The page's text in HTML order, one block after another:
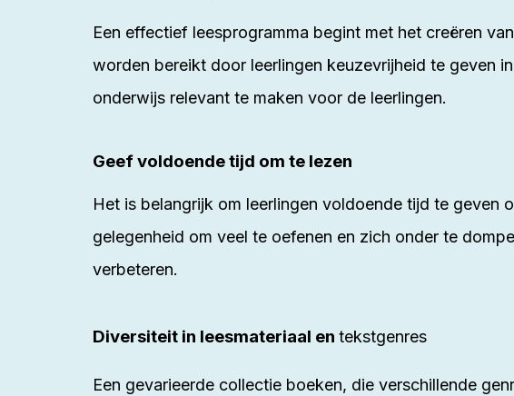
Een effectief leesprogramma begint met het creëren
worden bereikt door leerlingen keuzevrijheid te geven
onderwijs relevant te maken voor de leerlingen.
Geef voldoende tijd om te lezen
Het is belangrijk om leerlingen voldoende tijd te geven
gelegenheid om veel te oefenen en zich onder te
verbeteren.
Diversiteit in leesmateriaal en tekstgenres
Een gevarieerde collectie boeken, die verschillende